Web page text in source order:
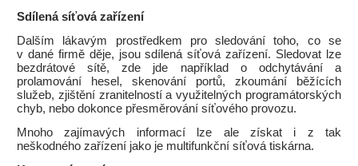
Sdílená síťová zařízení
Dalším lákavým prostředkem pro sledování toho, co se
v dané firmě děje, jsou sdílená síťová zařízení. Sledovat lze
bezdrátové sítě, zde jde například o odchytávání a
prolamování hesel, skenování portů, zkoumání běžících
služeb, zjištění zranitelností a využitelných programátorských
chyb, nebo dokonce přesměrování síťového provozu.
Mnoho zajímavých informací lze ale získat i z tak
neškodného zařízení jako je multifunkční síťová tiskárna.